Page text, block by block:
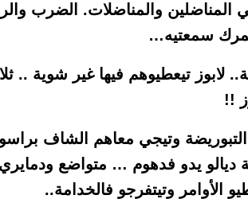
المناضلين والمناضلات. الضرب
عمرك سمعتيه…
لابوز تيعطيوهم فيها غير شوية ..
!!
وتيجي معاهم الشاف
يدو فدهوم … متواضع ودمايري
الأوامر وتيتفرجو فالخدامة..